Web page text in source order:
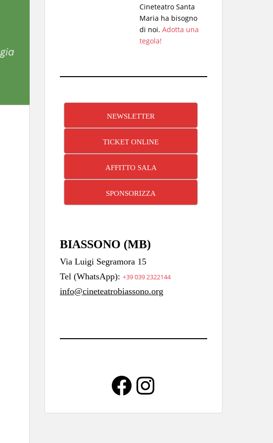
Cineteatro Santa
Maria ha bisogno
di noi. Adotta una
tegola!
NEWSLETTER
TICKET ONLINE
AFFITTO SALA
SPONSORIZZA
BIASSONO (MB)
Via Luigi Segramora 15
Tel (WhatsApp): +39 039 2322144
info@cineteatrobiassono.org
Facebook
Instagram